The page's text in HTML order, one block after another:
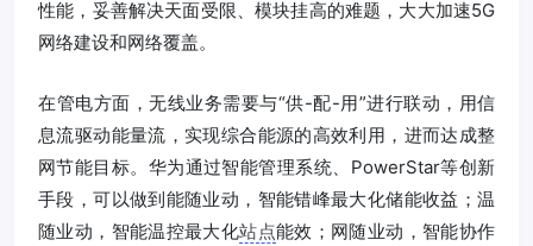
性能，妥善解决天面受限、模块挂高的难题，大大加速5G
网络建设和网络覆盖。
在管电方面，无线业务需要与“供-配-用”进行联动，用信
息流驱动能量流，实现综合能源的高效利用，进而达成整
网节能目标。华为通过智能管理系统、PowerStar等创新
手段，可以做到能随业动，智能错峰最大化储能收益；温
随业动，智能温控最大化站点能效；网随业动，智能协作